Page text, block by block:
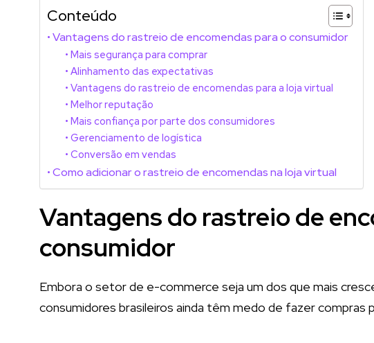
Conteúdo
Vantagens do rastreio de encomendas para o consumidor
Mais segurança para comprar
Alinhamento das expectativas
Vantagens do rastreio de encomendas para a loja virtual
Melhor reputação
Mais confiança por parte dos consumidores
Gerenciamento de logística
Conversão em vendas
Como adicionar o rastreio de encomendas na loja virtual
Vantagens do rastreio de
consumidor
Embora o setor de e-commerce seja um dos que mais
consumidores brasileiros ainda têm medo de fazer compras